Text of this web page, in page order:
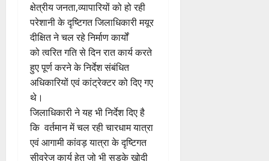
क्षेत्रीय जनता,व्यापारियों को हो रही
परेशानी के दृष्टिगत जिलाधिकारी मयूर
दीक्षित ने चल रहे निर्माण कार्यों
को त्वरित गति से दिन रात कार्य करते
हुए पूर्ण करने के निर्देश संबंधित
अधिकारियों एवं कांट्रेक्टर को दिए गए
थे।
जिलाधिकारी ने यह भी निर्देश दिए है
कि वर्तमान में चल रही चारधाम यात्रा
एवं आगामी कांवड़ यात्रा के दृष्टिगत
सीवरेज कार्य हेतु जो भी सड़के खोदी